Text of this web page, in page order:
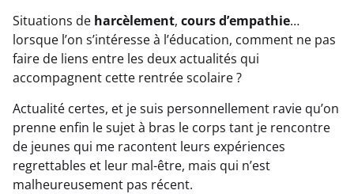
Situations de harcèlement, cours d’empathie…
lorsque l’on s’intéresse à l’éducation, comment ne pas
faire de liens entre les deux actualités qui
accompagnent cette rentrée scolaire ?
Actualité certes, et je suis personnellement ravie qu’on
prenne enfin le sujet à bras le corps tant je rencontre
de jeunes qui me racontent leurs expériences
regrettables et leur mal-être, mais qui n’est
malheureusement pas récent.